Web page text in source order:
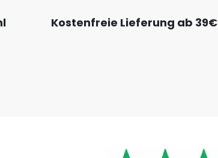
Kostenfreie Lieferung ab 39€